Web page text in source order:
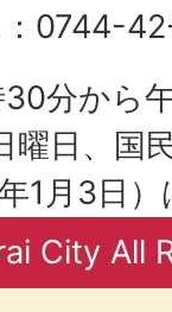
：0744-
分から
曜日、国
1月3日
City All